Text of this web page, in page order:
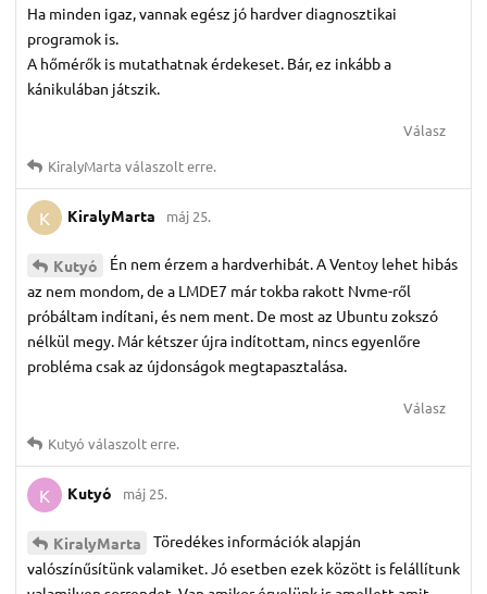
Ha minden igaz, vannak egész jó hardver diagnosztikai
programok is.
A hőmérők is mutathatnak érdekeset. Bár, ez inkább a
kánikulában játszik.
Válasz
KiralyMarta válaszolt erre.
K KiralyMarta máj 25.
Kutyó
Én nem érzem a hardverhibát. A Ventoy lehet hibás
az nem mondom, de a LMDE7 már tokba rakott Nvme-ről
próbáltam indítani, és nem ment. De most az Ubuntu zokszó
nélkül megy. Már kétszer újra indítottam, nincs egyenlőre
probléma csak az újdonságok megtapasztalása.
Válasz
Kutyó válaszolt erre.
K Kutyó máj 25.
KiralyMarta
Töredékes információk alapján
valószínűsítünk valamiket. Jó esetben ezek között is felállítunk